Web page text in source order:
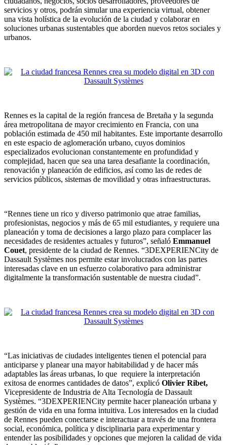
servicios y otros, podrán simular una experiencia virtual, obtener
una vista holística de la evolución de la ciudad y colaborar en
soluciones urbanas sustentables que aborden nuevos retos sociales y
urbanos.
Rennes es la capital de la región francesa de Bretaña y la segunda
área metropolitana de mayor crecimiento en Francia, con una
población estimada de 450 mil habitantes. Este importante desarrollo
en este espacio de aglomeración urbano, cuyos dominios
especializados evolucionan constantemente en profundidad y
complejidad, hacen que sea una tarea desafiante la coordinación,
renovación y planeación de edificios, así como las de redes de
servicios públicos, sistemas de movilidad y otras infraestructuras.
“Rennes tiene un rico y diverso patrimonio que atrae familias,
profesionistas, negocios y más de 65 mil estudiantes, y requiere una
planeación y toma de decisiones a largo plazo para complacer las
necesidades de residentes actuales y futuros”, señaló Emmanuel
Couet, presidente de la ciudad de Rennes. “3DEXPERIENCity de
Dassault Systèmes nos permite estar involucrados con las partes
interesadas clave en un esfuerzo colaborativo para administrar
digitalmente la transformación sustentable de nuestra ciudad”.
“Las iniciativas de ciudades inteligentes tienen el potencial para
anticiparse y planear una mayor habitabilidad y de hacer más
adaptables las áreas urbanas, lo que requiere la interpretación
exitosa de enormes cantidades de datos”, explicó Olivier Ribet,
Vicepresidente de Industria de Alta Tecnología de Dassault
Systèmes. “3DEXPERIENCity permite hacer planeación urbana y
gestión de vida en una forma intuitiva. Los interesados en la ciudad
de Rennes pueden conectarse e interactuar a través de una frontera
social, económica, política y disciplinaria para experimentar y
entender las posibilidades y opciones que mejoren la calidad de vida